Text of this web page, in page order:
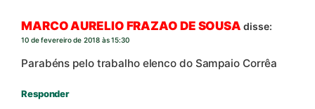
MARCO AURELIO FRAZAO DE SOUSA disse:
10 de fevereiro de 2018 às 15:30
Parabéns pelo trabalho elenco do Sampaio Corrêa
Responder